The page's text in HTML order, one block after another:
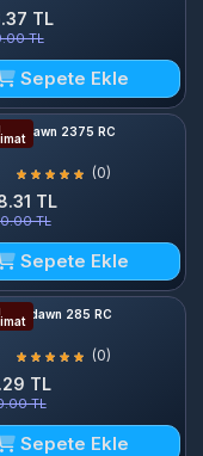
TL
TL
Sepete Ekle
Undawn 2375 RC
(0)
TL
TL
Sepete Ekle
Undawn 285 RC
(0)
TL
TL
Sepete Ekle